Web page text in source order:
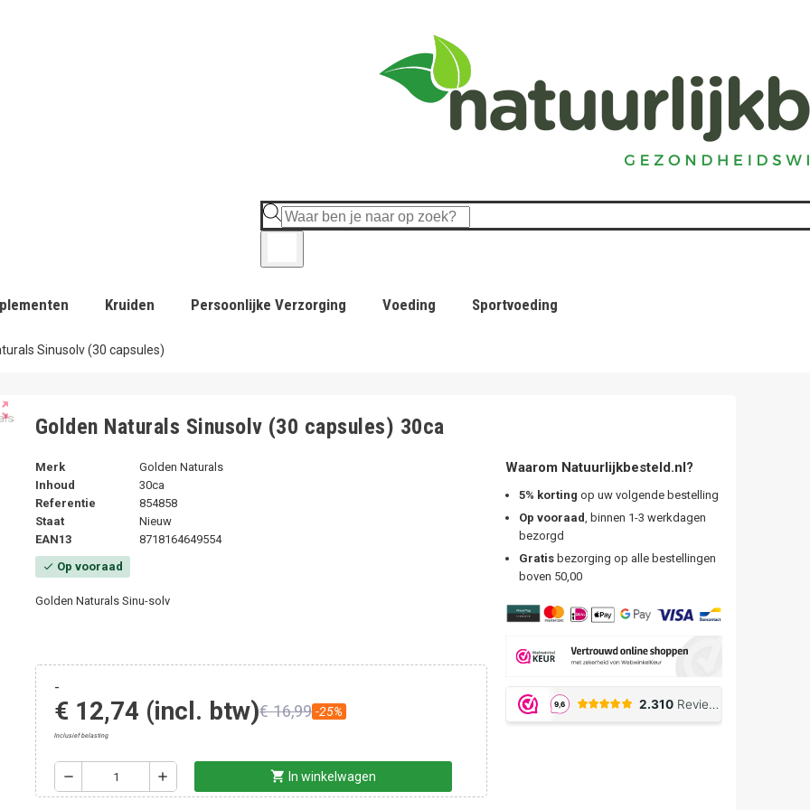
Kruiden Persoonlijke Verzorging Voeding Sportvoeding
Sinusolv (30 capsules)
Golden Naturals Sinusolv (30 capsules) 30ca
Merk
Golden Naturals
Inhoud
30ca
Referentie
854858
Staat
Nieuw
EAN13
8718164649554
check Op vooraad
Golden Naturals Sinu-solv
-
€ 12,74 (incl. btw)€ 16,99 -25%
Inclusief belasting
remove add shopping_cart In winkelwagen
Waarom Natuurlijkbesteld.nl?
5% korting op uw volgende bestelling
Op vooraad, binnen 1-3 werkdagen
bezorgd
Gratisbezorging op alle bestellingen
boven 50,00